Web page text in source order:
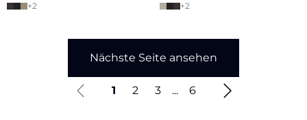
+2 +2
Nächste Seite ansehen
1 2 3 ... 6